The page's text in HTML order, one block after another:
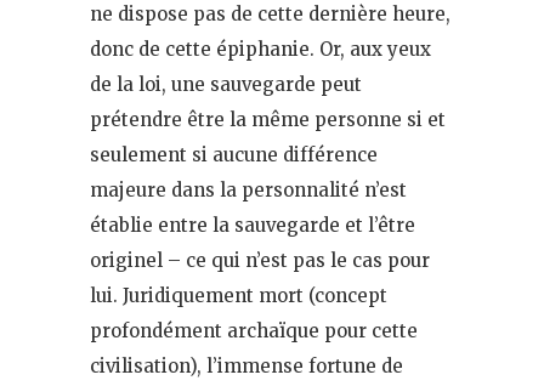
ne dispose pas de cette dernière heure,
donc de cette épiphanie. Or, aux yeux
de la loi, une sauvegarde peut
prétendre être la même personne si et
seulement si aucune différence
majeure dans la personnalité n’est
établie entre la sauvegarde et l’être
originel – ce qui n’est pas le cas pour
lui. Juridiquement mort (concept
profondément archaïque pour cette
civilisation), l’immense fortune de